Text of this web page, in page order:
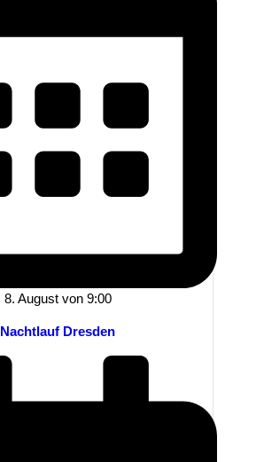
8. August von 9:00
Nachtlauf Dresden